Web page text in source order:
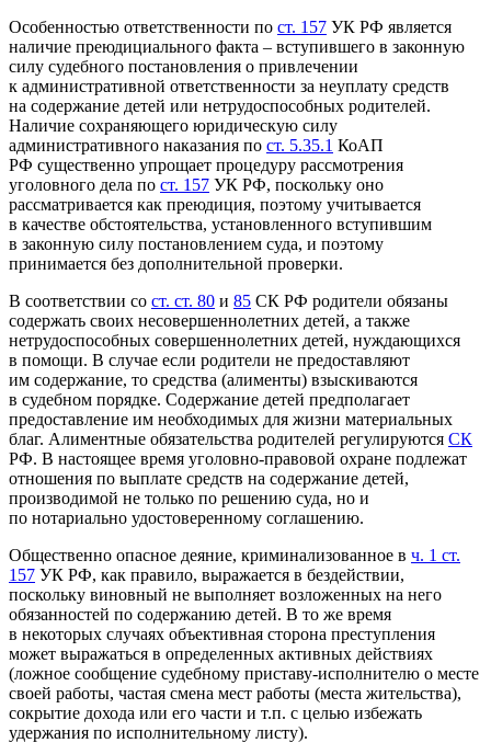
Особенностью ответственности по ст. 157 УК РФ является
наличие преюдициального факта – вступившего в законную
силу судебного постановления о привлечении
к административной ответственности за неуплату средств
на содержание детей или нетрудоспособных родителей.
Наличие сохраняющего юридическую силу
административного наказания по ст. 5.35.1 КоАП
РФ существенно упрощает процедуру рассмотрения
уголовного дела по ст. 157 УК РФ, поскольку оно
рассматривается как преюдиция, поэтому учитывается
в качестве обстоятельства, установленного вступившим
в законную силу постановлением суда, и поэтому
принимается без дополнительной проверки.
В соответствии со ст. ст. 80 и 85 СК РФ родители обязаны
содержать своих несовершеннолетних детей, а также
нетрудоспособных совершеннолетних детей, нуждающихся
в помощи. В случае если родители не предоставляют
им содержание, то средства (алименты) взыскиваются
в судебном порядке. Содержание детей предполагает
предоставление им необходимых для жизни материальных
благ. Алиментные обязательства родителей регулируются СК
РФ. В настоящее время уголовно-правовой охране подлежат
отношения по выплате средств на содержание детей,
производимой не только по решению суда, но и
по нотариально удостоверенному соглашению.
Общественно опасное деяние, криминализованное в ч. 1 ст.
157 УК РФ, как правило, выражается в бездействии,
поскольку виновный не выполняет возложенных на него
обязанностей по содержанию детей. В то же время
в некоторых случаях объективная сторона преступления
может выражаться в определенных активных действиях
(ложное сообщение судебному приставу-исполнителю о месте
своей работы, частая смена мест работы (места жительства),
сокрытие дохода или его части и т.п. с целью избежать
удержания по исполнительному листу).